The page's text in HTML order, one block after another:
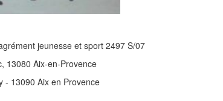
jeunesse et sport 2497 S/07
13080 Aix-en-Provence
- 13090 Aix en Provence